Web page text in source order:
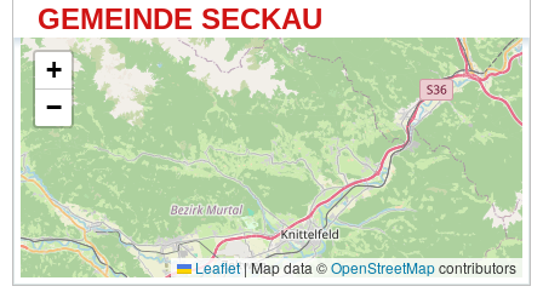
GEMEINDE SECKAU
+
−
Leaflet|Map data ©OpenStreetMapcontributors